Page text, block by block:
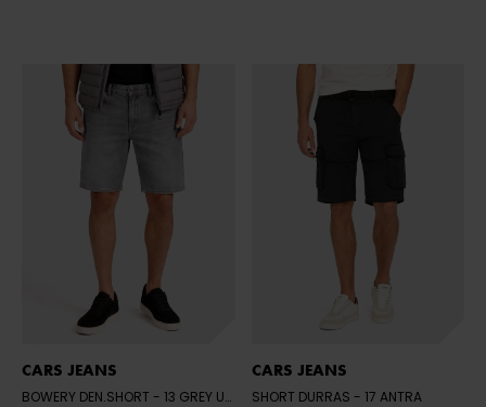
CARS JEANS
BOWERY DEN.SHORT - 13 GREY USED
CARS JEANS
SHORT DURRAS - 17 ANTRA